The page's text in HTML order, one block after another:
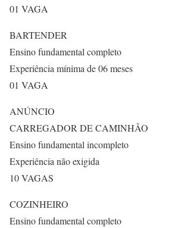
01 VAGA
BARTENDER
Ensino fundamental completo
Experiência mínima de 06 meses
01 VAGA
ANÚNCIO
CARREGADOR DE CAMINHÃO
Ensino fundamental incompleto
Experiência não exigida
10 VAGAS
COZINHEIRO
Ensino fundamental completo